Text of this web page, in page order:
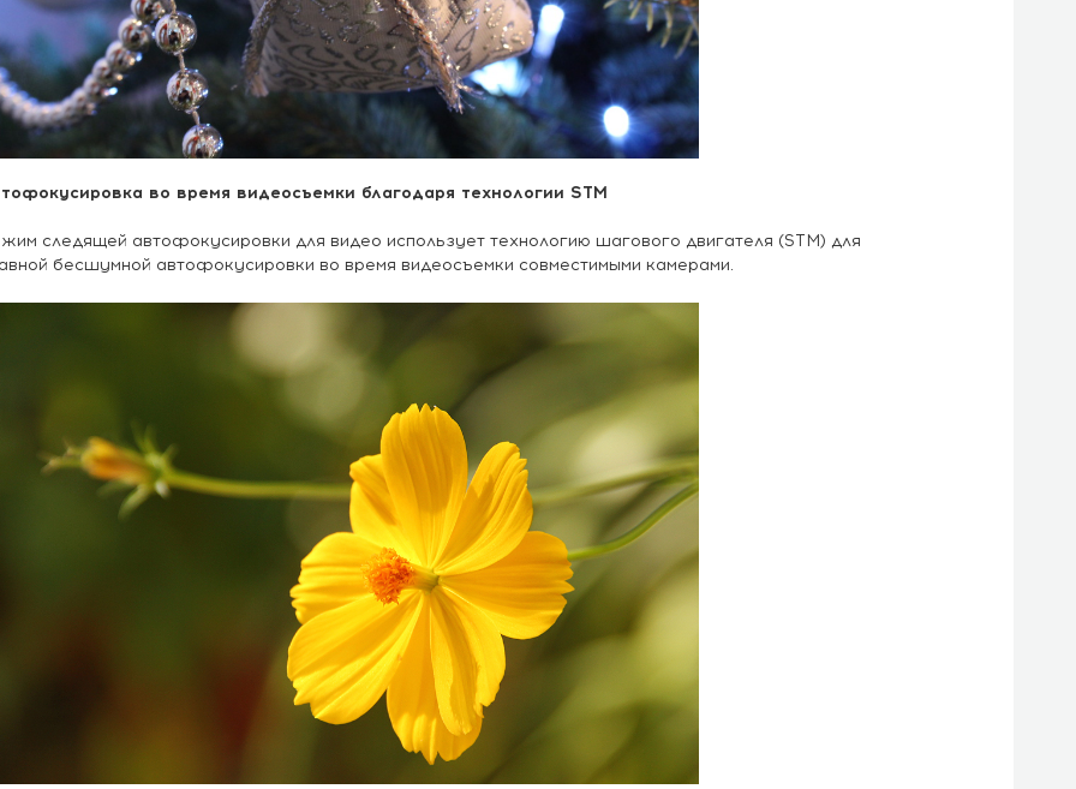
во время видеосъемки благодаря технологии STM
следящей автофокусировки для видео использует технологию шагового двигателя (STM) для
бесшумной автофокусировки во время видеосъемки совместимыми камерами.